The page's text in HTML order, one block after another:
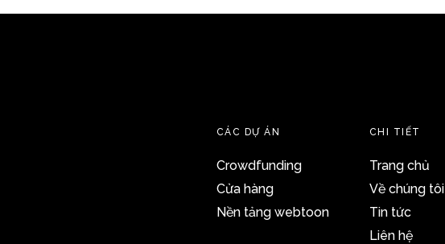
CÁC DỰ ÁN
Crowdfunding
Cửa hàng
Nền tảng webtoon
CHI TIẾT
Trang chủ
Về chúng tôi
Tin tức
Liên hệ